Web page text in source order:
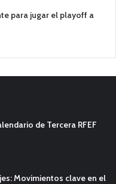
para jugar el playoff a
de Tercera RFEF
Movimientos clave en el